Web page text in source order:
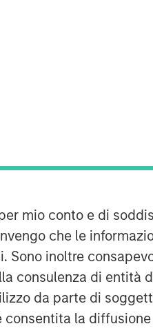
mio conto e di
che le
Sono inoltre
consulenza di entità
da parte di
la
Morgan Stanley
companies that
technology,
digital media and
sectors.